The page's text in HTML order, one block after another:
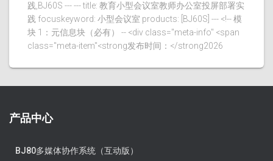
践,BJ60S --- --- title: 教育小型会议室教师办公室投屏部署实
践 focuskeyword: 小型会议室 products: [BJ60S] --- <!-- 模
块 1：元信息块（必有） -- <div class="meta-info" <span
class="meta-item"<strong发布时间：</strong2026
产品中心
BJ80多媒体协作系统（互动版）